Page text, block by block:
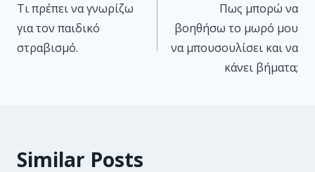
Τι πρέπει να γνωρίζω
για τον παιδικό
στραβισμό.
Πως μπορώ να
βοηθήσω το μωρό μου
να μπουσουλίσει και να
κάνει βήματα;
Similar Posts